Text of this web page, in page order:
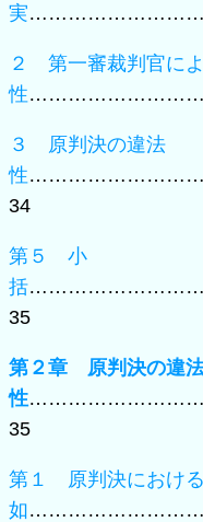
実
２ 第一審裁判官に
性
３ 原判決の違法
性
34
第５ 小
括
35
第２章 原判決の違
性
35
第１ 原判決におけ
如